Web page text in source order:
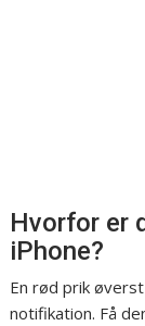
Hvorfor er
iPhone?
En rød prik
notifikation. Få